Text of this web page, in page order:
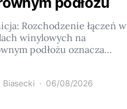
Rozchodzenie łączeń w
winylowych na
podłożu oznacza…
Biasecki 06/08/2026